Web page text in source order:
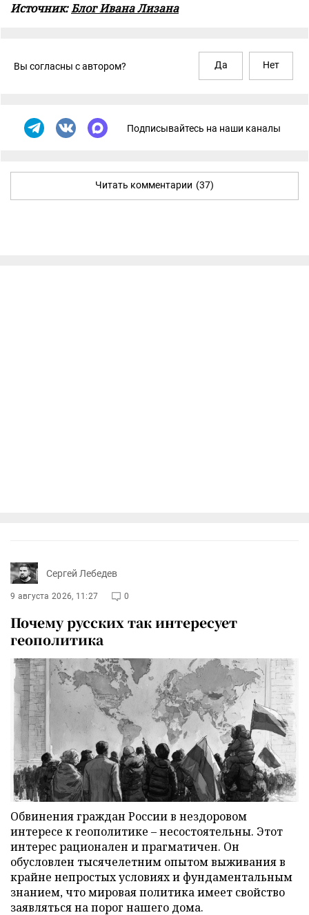
Источник:Блог Ивана Лизана
Вы согласны с автором? Да Нет
Подписывайтесь на наши каналы
Читать комментарии (37)
Сергей Лебедев
9 августа 2026, 11:27 0
Почему русских так интересует
геополитика
Обвинения граждан России в нездоровом
интересе к геополитике – несостоятельны. Этот
интерес рационален и прагматичен. Он
обусловлен тысячелетним опытом выживания в
крайне непростых условиях и фундаментальным
знанием, что мировая политика имеет свойство
заявляться на порог нашего дома.